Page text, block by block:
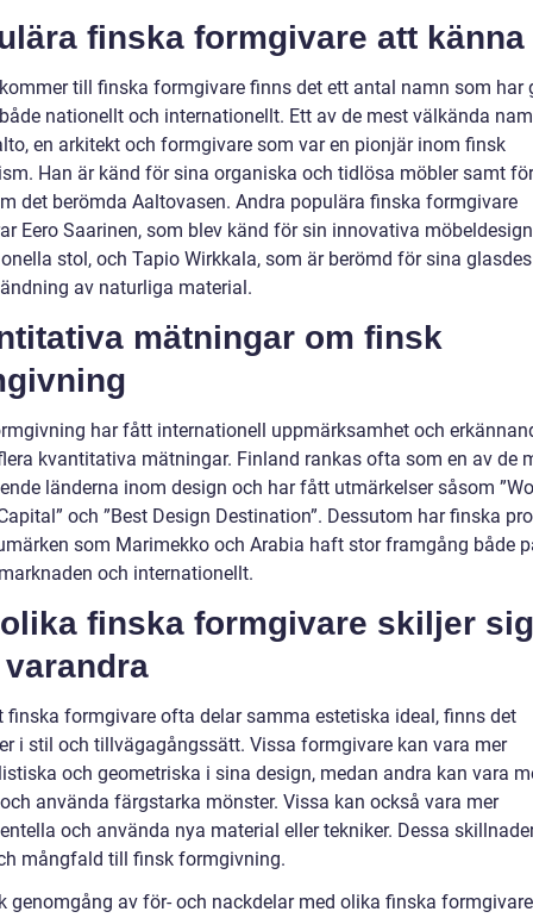
finska formgivare att
till finska formgivare finns det ett antal namn som har
nationellt och internationellt. Ett av de mest välkända
en arkitekt och formgivare som var en pionjär inom finsk
Han är känd för sina organiska och tidlösa möbler samt
det berömda Aaltovasen. Andra populära finska formgivare
Eero Saarinen, som blev känd för sin innovativa
stol, och Tapio Wirkkala, som är berömd för sina
av naturliga material.
mätningar om finsk
har fått internationell uppmärksamhet och
kvantitativa mätningar. Finland rankas ofta som en av de
länderna inom design och har fått utmärkelser såsom
och ”Best Design Destination”. Dessutom har finska
som Marimekko och Arabia haft stor framgång både
och internationellt.
finska formgivare skiljer sig
finska formgivare ofta delar samma estetiska ideal, finns det
i stil och tillvägagångssätt. Vissa formgivare kan vara mer
och geometriska i sina design, medan andra kan vara
använda färgstarka mönster. Vissa kan också vara mer
och använda nya material eller tekniker. Dessa
mångfald till finsk formgivning.
genomgång av för- och nackdelar med olika finska formgivare